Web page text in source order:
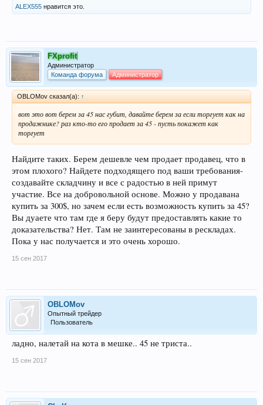
ALEX555 нравится это.
FXprofit
Администратор
Команда форума
Администратор
OBLOMov сказал(а): ↑
вот это вот берем за 45 нас губит, давайте берем за если торгует как на
продажнике? раз кто-то его продает за 45 - пусть покажет как
торгует
Найдите таких. Берем дешевле чем продает продавец, что в
этом плохого? Найдете подходящего под ваши требования-
создавайте складчину и все с радостью в ней примут
участие. Все на добровольной основе. Можно у продавана
купить за 300$, но зачем если есть возможность купить за 45?
Вы дуаете что там где я беру будут предоставлять какие то
доказательства? Нет. Там не заинтересованы в рескладах.
Пока у нас получается и это очень хорошо.
15 сен 2017
OBLOMov
Опытный трейдер
Пользователь
ладно, налетай на кота в мешке.. 45 не триста..
15 сен 2017